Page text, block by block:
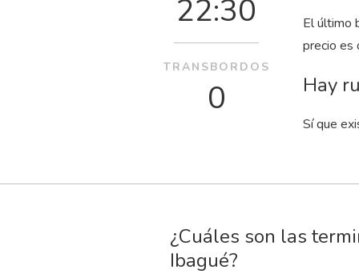
El último
precio es
Hay
Sí que
22:30
TRANSBORDOS
0
¿Cuáles son las
Ibagué?